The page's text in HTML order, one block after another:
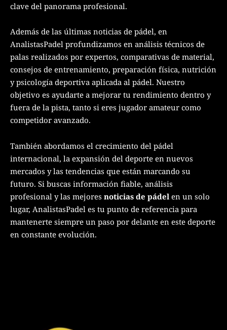
clave del panorama profesional.
Además de las últimas noticias de pádel, en
AnalistasPadel profundizamos en análisis técnicos de
palas realizados por expertos, comparativas de material,
consejos de entrenamiento, preparación física, nutrición
y psicología deportiva aplicada al pádel. Nuestro
objetivo es ayudarte a mejorar tu rendimiento dentro y
fuera de la pista, tanto si eres jugador amateur como
competidor avanzado.
También abordamos el crecimiento del pádel
internacional, la expansión del deporte en nuevos
mercados y las tendencias que están marcando su
futuro. Si buscas información fiable, análisis
profesional y las mejores noticias de pádel en un solo
lugar, AnalistasPadel es tu punto de referencia para
mantenerte siempre un paso por delante en este deporte
en constante evolución.